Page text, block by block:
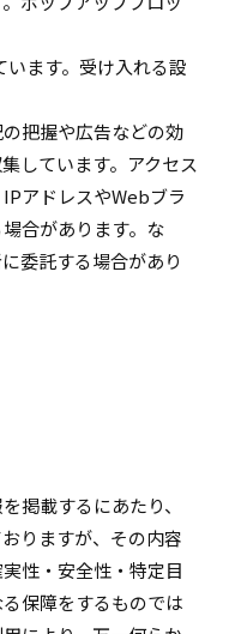
ます。受け入れる設
把握や広告などの効
しています。アクセス
アドレスやWebブラ
合があります。な
委託する場合があり
掲載するにあたり、
りますが、その内容
性・安全性・特定目
保障をするものでは